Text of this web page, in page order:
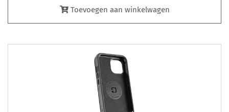
Toevoegen aan winkelwagen